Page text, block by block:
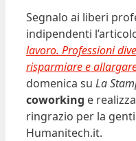
Segnalo ai liberi
indipendenti
lavoro. Professioni
risparmiare e
domenica su La
coworking e
ringrazio per la
Humanitech.it.